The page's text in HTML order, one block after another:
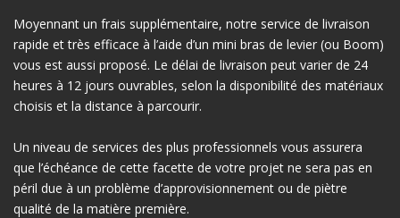
Moyennant un frais supplémentaire, notre service de livraison
rapide et très efficace à l’aide d’un mini bras de levier (ou Boom)
vous est aussi proposé. Le délai de livraison peut varier de 24
heures à 12 jours ouvrables, selon la disponibilité des matériaux
choisis et la distance à parcourir.
Un niveau de services des plus professionnels vous assurera
que l’échéance de cette facette de votre projet ne sera pas en
péril due à un problème d’approvisionnement ou de piètre
qualité de la matière première.